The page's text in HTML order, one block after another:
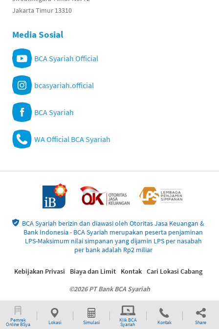
Pemrek
Online BSya Lokasi Simulasi Klik BCA
Syariah Kontak Share
Jakarta Timur 13310
Media Sosial
BCA Syariah Official
bcasyariah.official
BCA Syariah
WA Official BCA Syariah
BCA Syariah berizin dan diawasi oleh Otoritas Jasa Keuangan &
Bank Indonesia - BCA Syariah merupakan peserta penjaminan
LPS-Maksimum nilai simpanan yang dijamin LPS per nasabah
per bank adalah Rp2 miliar
©2026 PT Bank BCA Syariah
Kebijakan Privasi Biaya dan Limit Kontak Cari Lokasi Cabang